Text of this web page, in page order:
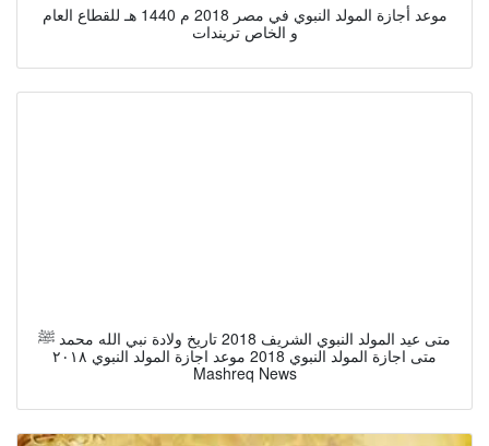
موعد أجازة المولد النبوي في مصر 2018 م 1440 هـ للقطاع العام
و الخاص تريندات
متى عيد المولد النبوي الشريف 2018 تاريخ ولادة نبي الله محمد ﷺ
متى اجازة المولد النبوي 2018 موعد اجازة المولد النبوي ٢٠١٨
Mashreq News